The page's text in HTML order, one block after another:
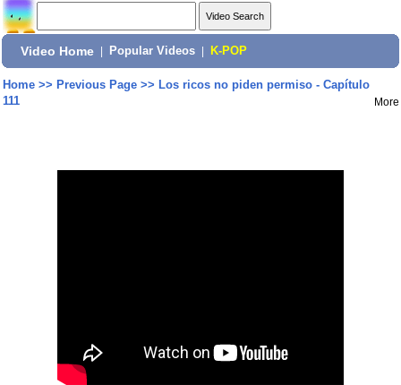
Video Home Popular Videos K-POP
Home>> Previous Page>> Los ricos no piden permiso - Capítulo
111
More